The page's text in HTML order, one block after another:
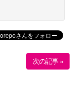
次の記事 »